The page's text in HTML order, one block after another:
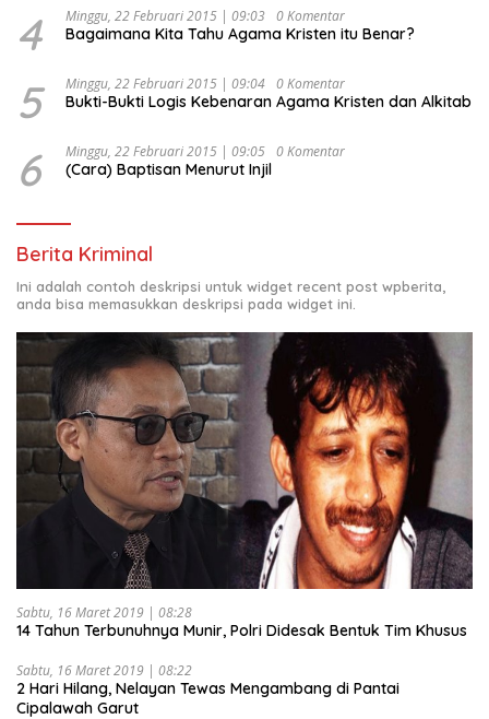
4 Minggu, 22 Februari 2015 | 09:03 0 Komentar
Bagaimana Kita Tahu Agama Kristen itu Benar?
5 Minggu, 22 Februari 2015 | 09:04 0 Komentar
Bukti-Bukti Logis Kebenaran Agama Kristen dan Alkitab
6 Minggu, 22 Februari 2015 | 09:05 0 Komentar
(Cara) Baptisan Menurut Injil
Berita Kriminal
Ini adalah contoh deskripsi untuk widget recent post wpberita,
anda bisa memasukkan deskripsi pada widget ini.
Sabtu, 16 Maret 2019 | 08:28
14 Tahun Terbunuhnya Munir, Polri Didesak Bentuk Tim Khusus
Sabtu, 16 Maret 2019 | 08:22
2 Hari Hilang, Nelayan Tewas Mengambang di Pantai
Cipalawah Garut